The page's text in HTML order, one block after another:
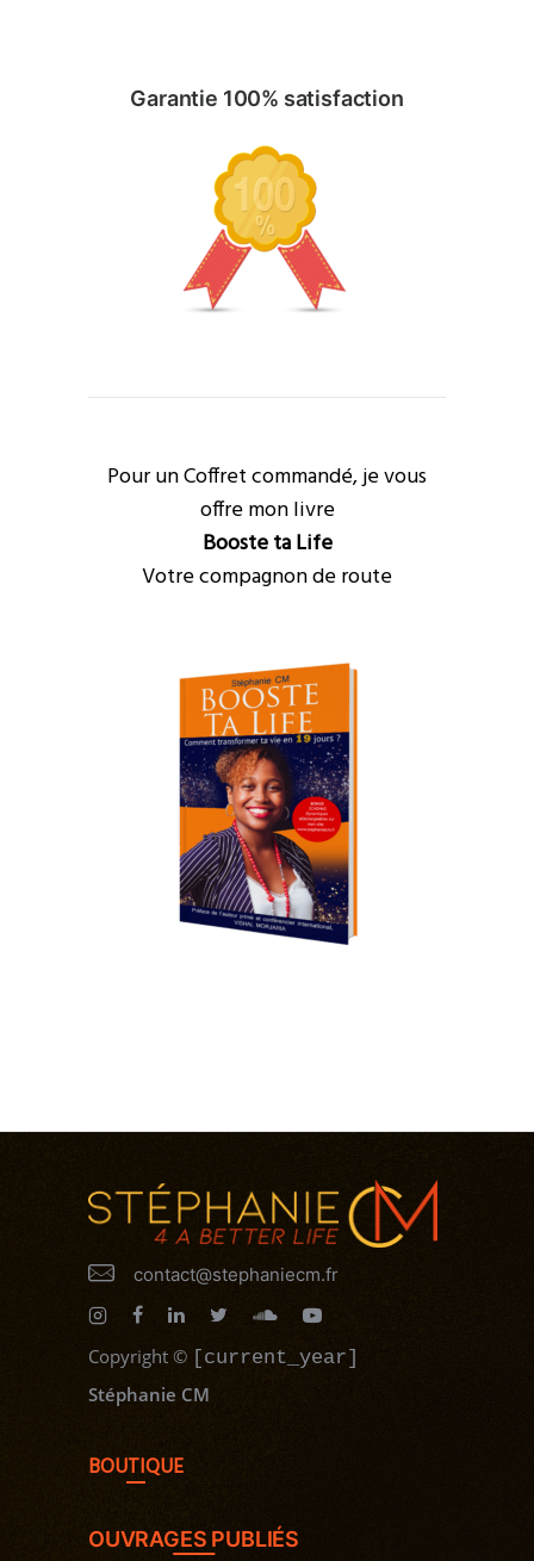
Garantie 100% satisfaction
Pour un Coffret commandé, je vous
offre mon livre
Booste ta Life
Votre compagnon de route
contact@stephaniecm.fr
Copyright © [current_year]
Stéphanie CM
BOUTIQUE
OUVRAGES PUBLIÉS